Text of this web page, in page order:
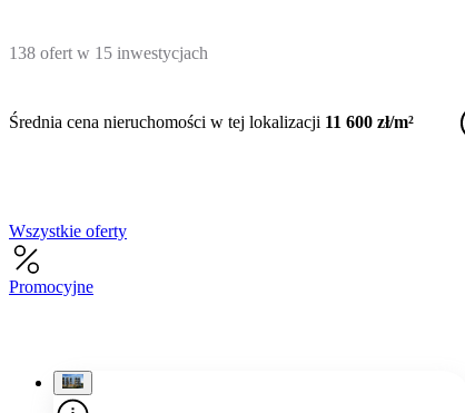
138 ofert w 15 inwestycjach
Średnia cena nieruchomości w tej lokalizacji 11 600 zł/m²
Wszystkie oferty
Promocyjne